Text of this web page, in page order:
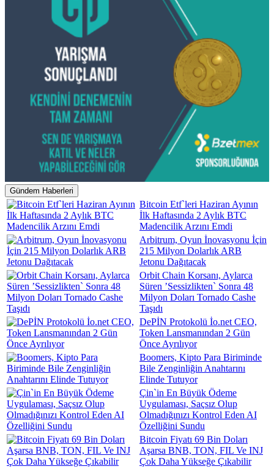
Gündem Haberleri
Bitcoin Etf`leri Haziran Ayının
İlk Haftasında 2 Aylık BTC
Madencilik Arzını Emdi
Arbitrum, Oyun İnovasyonu İçin
215 Milyon Dolarlık ARB
Jetonu Dağıtacak
Orbit Chain Korsanı, Aylarca
Süren ’Sessizlikten` Sonra 48
Milyon Doları Tornado Cashe
Taşıdı
DePİN Protokolü İo.net CEO,
Token Lansmanından 2 Gün
Önce Ayrılıyor
Boomers, Kipto Para Biriminde
Bile Zenginliğin Anahtarını
Elinde Tutuyor
Çin`in En Büyük Ödeme
Uygulaması, Saçsız Olup
Olmadığınızı Kontrol Eden AI
Özelliğini Sundu
Bitcoin Fiyatı 69 Bin Doları
Aşarsa BNB, TON, FIL Ve INJ
Çok Daha Yükseğe Çıkabilir